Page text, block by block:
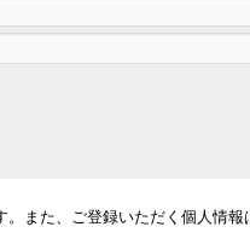
また、ご登録いただく個人情